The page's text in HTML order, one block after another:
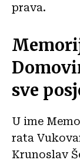
prava.
sve
U ime
rata
Krunoslav